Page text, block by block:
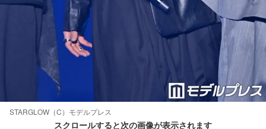
STARGLOW（C）モデルプレス
スクロールすると次の画像が表示されます